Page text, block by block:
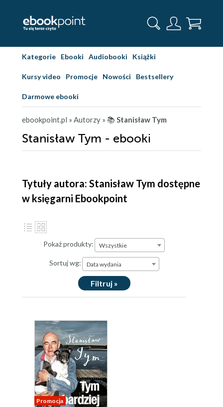
Kategorie Ebooki Audiobooki Książki
Kursy video Promocje Nowości Bestsellery
Darmowe ebooki
ebookpoint.pl » Autorzy » 📚Stanisław Tym
Stanisław Tym - ebooki
Tytuły autora: Stanisław Tym dostępne
w księgarni Ebookpoint
Pokaż produkty: Wszystkie
Sortuj wg: Data wydania
Filtruj »
Promocja